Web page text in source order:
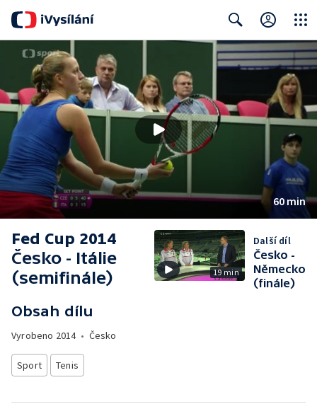
Search Close
60 min
Fed Cup 2014
Česko - Itálie
(semifinále)
Obsah dílu
Vyrobeno 2014• Česko
Sport Tenis
19 min
Další díl
Česko -
Německo
(finále)